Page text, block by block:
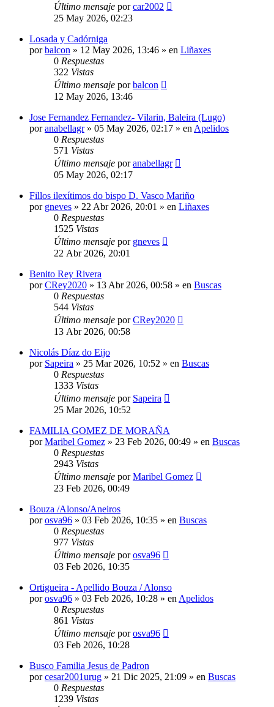
Último mensaje porcar2002
25 May 2026, 02:23
Losada y Cadórniga
porbalcon » 12 May 2026, 13:46 » en Liñaxes
0 Respuestas
322 Vistas
Último mensaje porbalcon
12 May 2026, 13:46
Jose Fernandez Fernandez- Vilarin, Baleira (Lugo)
poranabellagr» 05 May 2026, 02:17 » en Apelidos
0 Respuestas
571 Vistas
Último mensaje poranabellagr
05 May 2026, 02:17
Fillos ilexítimos do bispo D. Vasco Mariño
por gneves » 22 Abr 2026, 20:01 » en Liñaxes
0 Respuestas
1525 Vistas
Último mensaje por gneves
22 Abr 2026, 20:01
Benito Rey Rivera
porCRey2020 » 13 Abr 2026, 00:58 » en Buscas
0 Respuestas
544 Vistas
Último mensaje porCRey2020
13 Abr 2026, 00:58
Nicolás Díaz do Eijo
por Sapeira » 25 Mar 2026, 10:52 » en Buscas
0 Respuestas
1333 Vistas
Último mensaje por Sapeira
25 Mar 2026, 10:52
FAMILIA GOMEZ DE MORAÑA
porMaribel Gomez » 23 Feb 2026, 00:49 » en Buscas
0 Respuestas
2943 Vistas
Último mensaje porMaribel Gomez
23 Feb 2026, 00:49
Bouza /Alonso/Aneiros
porosva96 » 03 Feb 2026, 10:35 » en Buscas
0 Respuestas
977 Vistas
Último mensaje porosva96
03 Feb 2026, 10:35
Ortigueira - Apellido Bouza / Alonso
porosva96 » 03 Feb 2026, 10:28 » en Apelidos
0 Respuestas
861 Vistas
Último mensaje porosva96
03 Feb 2026, 10:28
Busco Familia Jesus de Padron
porcesar2001urug » 21 Dic 2025, 21:09 » en Buscas
0 Respuestas
1239 Vistas